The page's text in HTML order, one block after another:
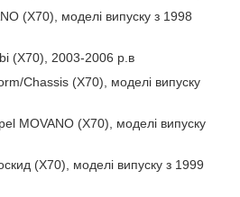
(X70), моделі випуску з 1998
(X70), 2003-2006 р.в
Chassis (X70), моделі випуску
MOVANO (X70), моделі випуску
(X70), моделі випуску з 1999